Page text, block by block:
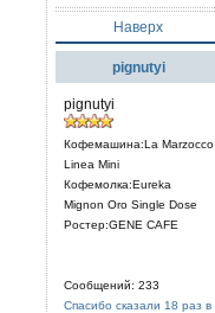
Наверх
pignutyi
pignutyi
Кофемашина:La Marzocco
Linea Mini
Кофемолка:Eureka
Mignon Oro Single Dose
Ростер:GENE CAFE
Сообщений: 233
Спасибо сказали 18 раз в